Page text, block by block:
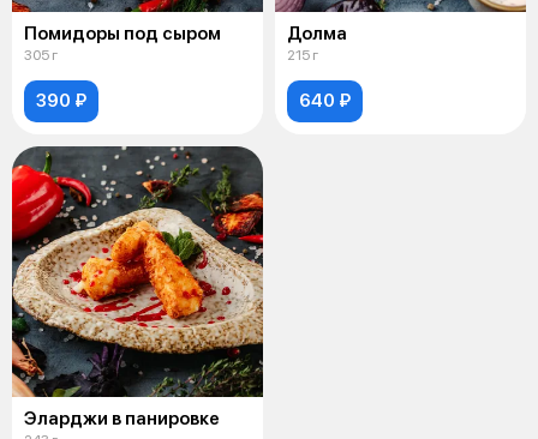
Помидоры под сыром
305 г
390 ₽
Долма
215 г
640 ₽
Эларджи в панировке